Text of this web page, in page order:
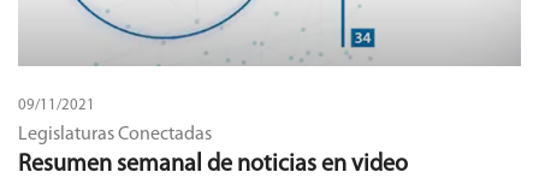
09/11/2021
Legislaturas Conectadas
Resumen semanal de noticias en video